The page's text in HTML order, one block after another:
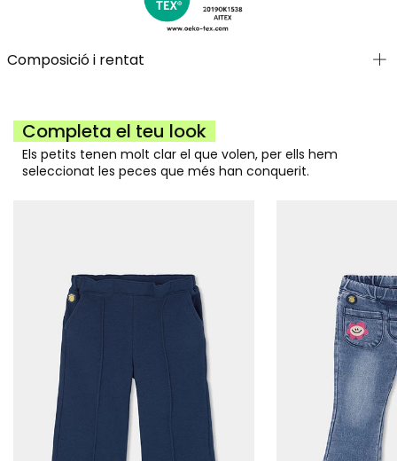
Composició i rentat
Completa el teu look
Els petits tenen molt clar el que volen, per ells hem
seleccionat les peces que més han conquerit.